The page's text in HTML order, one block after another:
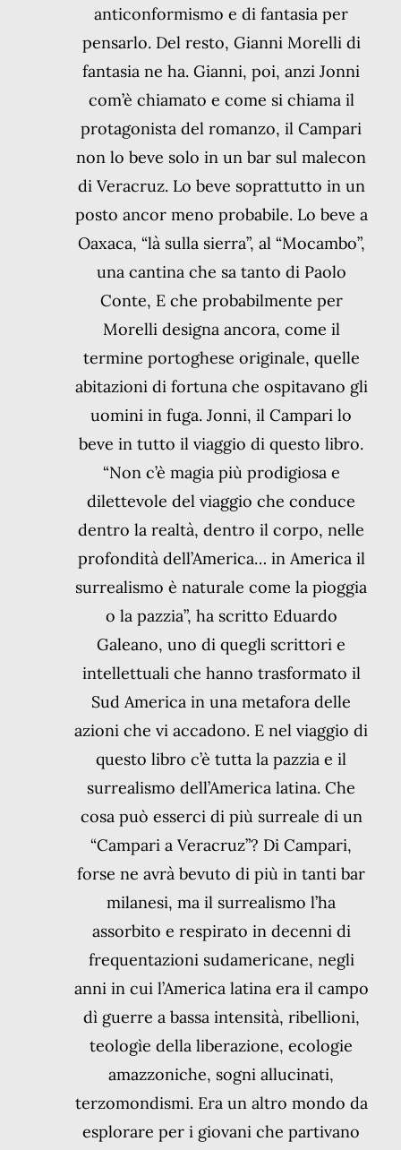
anticonformismo e di fantasia per
pensarlo. Del resto, Gianni Morelli di
fantasia ne ha. Gianni, poi, anzi Jonni
com’è chiamato e come si chiama il
protagonista del romanzo, il Campari
non lo beve solo in un bar sul malecon
di Veracruz. Lo beve soprattutto in un
posto ancor meno probabile. Lo beve a
Oaxaca, “là sulla sierra”, al “Mocambo”,
una cantina che sa tanto di Paolo
Conte, E che probabilmente per
Morelli designa ancora, come il
termine portoghese originale, quelle
abitazioni di fortuna che ospitavano gli
uomini in fuga. Jonni, il Campari lo
beve in tutto il viaggio di questo libro.
“Non c’è magia più prodigiosa e
dilettevole del viaggio che conduce
dentro la realtà, dentro il corpo, nelle
profondità dell’America… in America il
surrealismo è naturale come la pioggia
o la pazzia”, ha scritto Eduardo
Galeano, uno di quegli scrittori e
intellettuali che hanno trasformato il
Sud America in una metafora delle
azioni che vi accadono. E nel viaggio di
questo libro c’è tutta la pazzia e il
surrealismo dell’America latina. Che
cosa può esserci di più surreale di un
“Campari a Veracruz”? Di Campari,
forse ne avrà bevuto di più in tanti bar
milanesi, ma il surrealismo l’ha
assorbito e respirato in decenni di
frequentazioni sudamericane, negli
anni in cui l’America latina era il campo
dì guerre a bassa intensità, ribellioni,
teologìe della liberazione, ecologie
amazzoniche, sogni allucinati,
terzomondismi. Era un altro mondo da
esplorare per i giovani che partivano